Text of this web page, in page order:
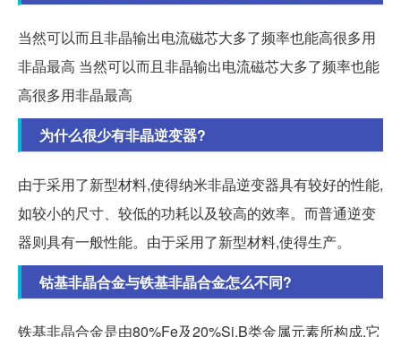
当然可以而且非晶输出电流磁芯大多了频率也能高很多用
非晶最高 当然可以而且非晶输出电流磁芯大多了频率也能
高很多用非晶最高
为什么很少有非晶逆变器?
由于采用了新型材料,使得纳米非晶逆变器具有较好的性能,
如较小的尺寸、较低的功耗以及较高的效率。而普通逆变
器则具有一般性能。由于采用了新型材料,使得生产。
钴基非晶合金与铁基非晶合金怎么不同?
铁基非晶合金是由80%Fe及20%Si,B类金属元素所构成,它